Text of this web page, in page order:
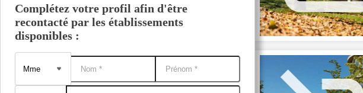
Complétez votre profil afin d'être
recontacté par les établissements
disponibles :